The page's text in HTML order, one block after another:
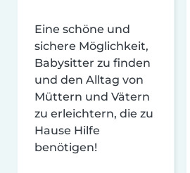
Eine schöne und
sichere Möglichkeit,
Babysitter zu finden
und den Alltag von
Müttern und Vätern
zu erleichtern, die zu
Hause Hilfe
benötigen!